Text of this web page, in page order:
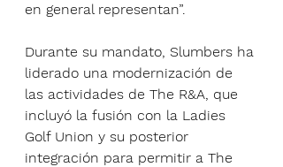
en general representan”.
Durante su mandato, Slumbers ha
liderado una modernización de
las actividades de The R&A, que
incluyó la fusión con la Ladies
Golf Union y su posterior
integración para permitir a The